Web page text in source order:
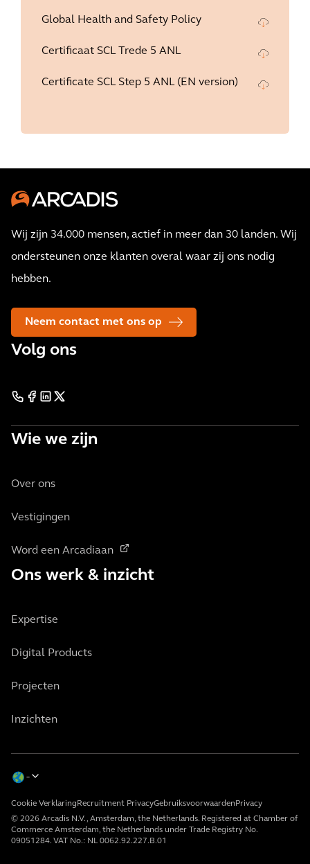
Global Health and Safety Policy
Certificaat SCL Trede 5 ANL
Certificate SCL Step 5 ANL (EN version)
Wij zijn 34.000 mensen, actief in meer dan 30 landen. Wij
ondersteunen onze klanten overal waar zij ons nodig
hebben.
Neem contact met ons op
Volg ons
Wie we zijn
Over ons
Vestigingen
Word een Arcadiaan
Ons werk & inzicht
Expertise
Digital Products
Projecten
Inzichten
© 2026 Arcadis N.V., Amsterdam, the Netherlands. Registered at Chamber of
Commerce Amsterdam, the Netherlands under Trade Registry No.
09051284. VAT No.: NL 0062.92.227.B.01
Cookie Verklaring Recruitment PrivacyGebruiksvoorwaardenPrivacy